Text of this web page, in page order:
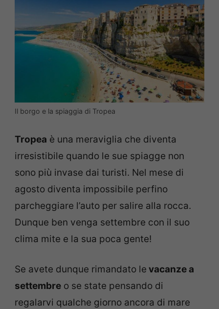
Il borgo e la spiaggia di Tropea
Tropea è una meraviglia che diventa
irresistibile quando le sue spiagge non
sono più invase dai turisti. Nel mese di
agosto diventa impossibile perfino
parcheggiare l’auto per salire alla rocca.
Dunque ben venga settembre con il suo
clima mite e la sua poca gente!
Se avete dunque rimandato le vacanze a
settembre o se state pensando di
regalarvi qualche giorno ancora di mare